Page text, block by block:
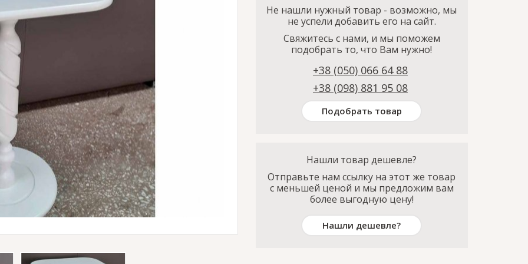
Не нашли нужный товар - возможно, мы
не успели добавить его на сайт.
Свяжитесь с нами, и мы поможем
подобрать то, что Вам нужно!
+38 (050) 066 64 88
+38 (098) 881 95 08
Подобрать товар
Нашли товар дешевле?
Отправьте нам ссылку на этот же товар
с меньшей ценой и мы предложим вам
более выгодную цену!
Нашли дешевле?